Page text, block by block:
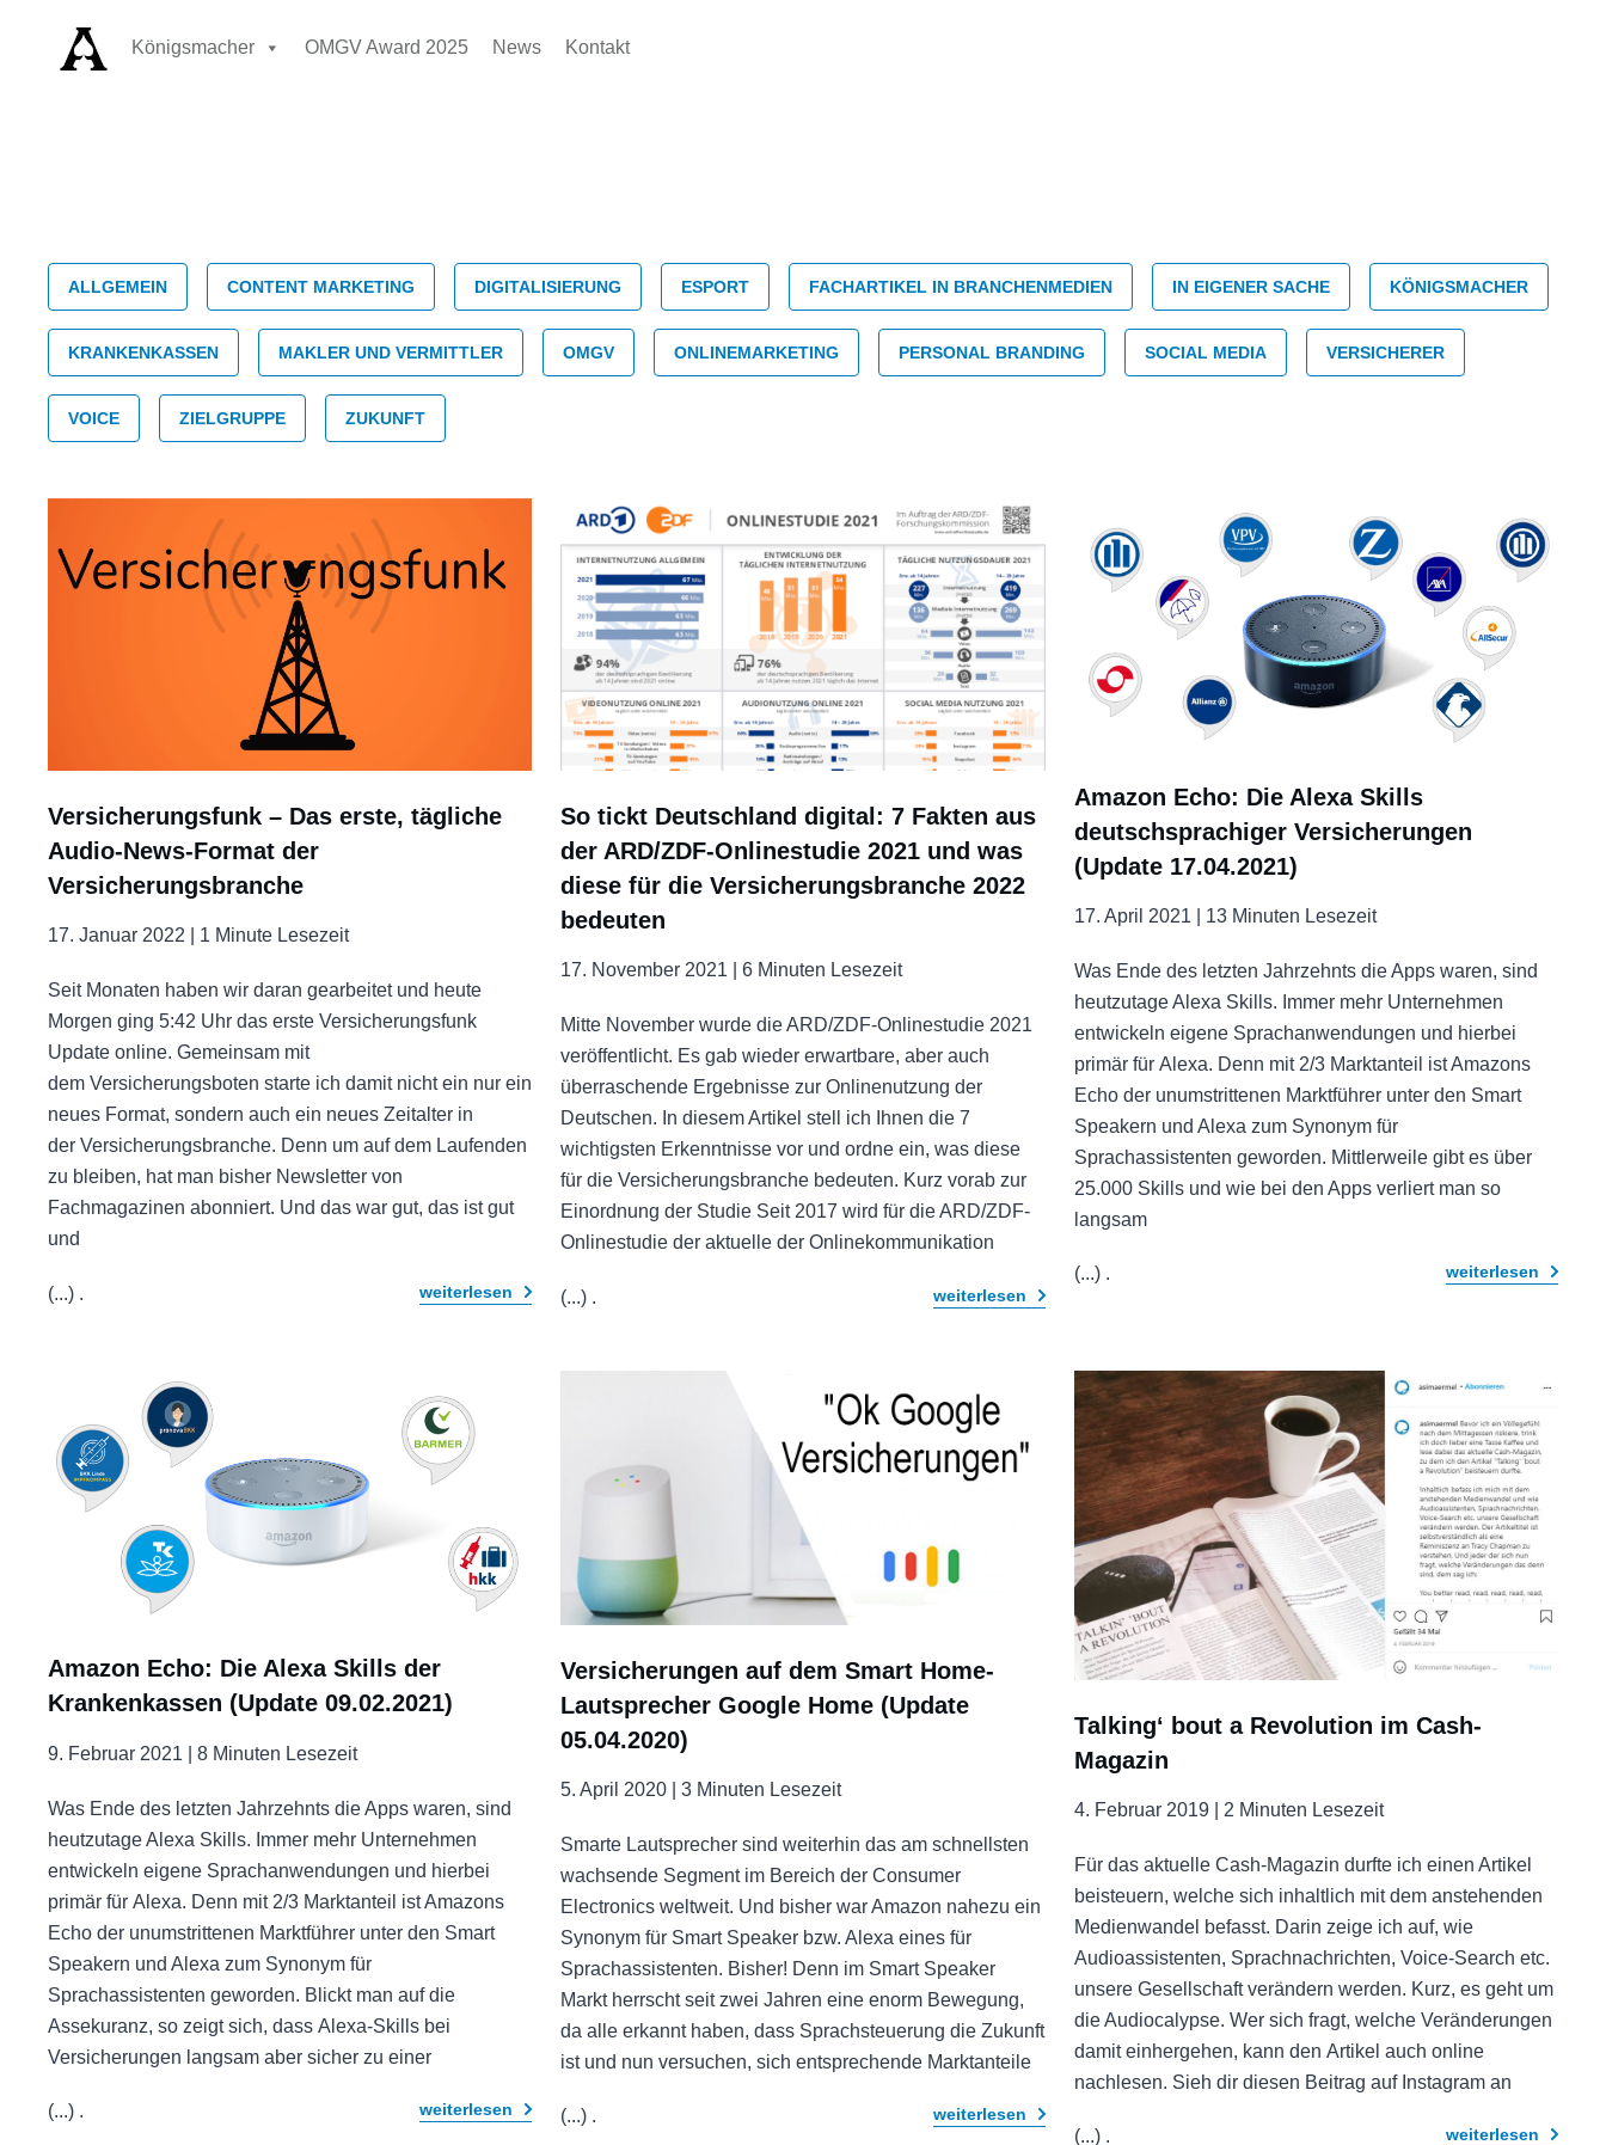
Königsmacher OMGV Award 2025 News Kontakt
Kategorie:
Voice
ALLGEMEIN CONTENT MARKETING DIGITALISIERUNG ESPORT FACHARTIKEL IN BRANCHENMEDIEN IN EIGENER SACHE KÖNIGSMACHER
KRANKENKASSEN MAKLER UND VERMITTLER OMGV ONLINEMARKETING PERSONAL BRANDING SOCIAL MEDIA VERSICHERER
VOICE ZIELGRUPPE ZUKUNFT
Versicherungsfunk – Das erste, tägliche
Audio-News-Format der
Versicherungsbranche
17. Januar 2022 | 1 Minute Lesezeit
Seit Monaten haben wir daran gearbeitet und heute
Morgen ging 5:42 Uhr das erste Versicherungsfunk
Update online. Gemeinsam mit
dem Versicherungsboten starte ich damit nicht ein nur ein
neues Format, sondern auch ein neues Zeitalter in
der Versicherungsbranche. Denn um auf dem Laufenden
zu bleiben, hat man bisher Newsletter von
Fachmagazinen abonniert. Und das war gut, das ist gut
und
(...) weiterlesen
.
So tickt Deutschland digital: 7 Fakten aus
der ARD/ZDF-Onlinestudie 2021 und was
diese für die Versicherungsbranche 2022
bedeuten
17. November 2021 |6 Minuten Lesezeit
Mitte November wurde die ARD/ZDF-Onlinestudie 2021
veröffentlicht. Es gab wieder erwartbare, aber auch
überraschende Ergebnisse zur Onlinenutzung der
Deutschen. In diesem Artikel stell ich Ihnen die 7
wichtigsten Erkenntnisse vor und ordne ein, was diese
für die Versicherungsbranche bedeuten. Kurz vorab zur
Einordnung der Studie Seit 2017 wird für die ARD/ZDF-
Onlinestudie der aktuelle der Onlinekommunikation
(...) weiterlesen
.
Amazon Echo: Die Alexa Skills
deutschsprachiger Versicherungen
(Update 17.04.2021)
17. April 2021 | 13 Minuten Lesezeit
Was Ende des letzten Jahrzehnts die Apps waren, sind
heutzutage Alexa Skills. Immer mehr Unternehmen
entwickeln eigene Sprachanwendungen und hierbei
primär für Alexa. Denn mit 2/3 Marktanteil ist Amazons
Echo der unumstrittenen Marktführer unter den Smart
Speakern und Alexa zum Synonym für
Sprachassistenten geworden. Mittlerweile gibt es über
25.000 Skills und wie bei den Apps verliert man so
langsam
(...) weiterlesen
.
Amazon Echo: Die Alexa Skills der
Krankenkassen (Update 09.02.2021)
9. Februar 2021 | 8 Minuten Lesezeit
Was Ende des letzten Jahrzehnts die Apps waren, sind
heutzutage Alexa Skills. Immer mehr Unternehmen
entwickeln eigene Sprachanwendungen und hierbei
primär für Alexa. Denn mit 2/3 Marktanteil ist Amazons
Echo der unumstrittenen Marktführer unter den Smart
Speakern und Alexa zum Synonym für
Sprachassistenten geworden. Blickt man auf die
Assekuranz, so zeigt sich, dass Alexa-Skills bei
Versicherungen langsam aber sicher zu einer
(...) weiterlesen
.
Versicherungen auf dem Smart Home-
Lautsprecher Google Home (Update
05.04.2020)
5. April 2020 |3 Minuten Lesezeit
Smarte Lautsprecher sind weiterhin das am schnellsten
wachsende Segment im Bereich der Consumer
Electronics weltweit. Und bisher war Amazon nahezu ein
Synonym für Smart Speaker bzw. Alexa eines für
Sprachassistenten. Bisher! Denn im Smart Speaker
Markt herrscht seit zwei Jahren eine enorm Bewegung,
da alle erkannt haben, dass Sprachsteuerung die Zukunft
ist und nun versuchen, sich entsprechende Marktanteile
(...) weiterlesen
.
Talking‘ bout a Revolution im Cash-
Magazin
4. Februar 2019 | 2 Minuten Lesezeit
Für das aktuelle Cash-Magazin durfte ich einen Artikel
beisteuern, welche sich inhaltlich mit dem anstehenden
Medienwandel befasst. Darin zeige ich auf, wie
Audioassistenten, Sprachnachrichten, Voice-Search etc.
unsere Gesellschaft verändern werden. Kurz, es geht um
die Audiocalypse. Wer sich fragt, welche Veränderungen
damit einhergehen, kann den Artikel auch online
nachlesen. Sieh dir diesen Beitrag auf Instagram an
(...) weiterlesen
.